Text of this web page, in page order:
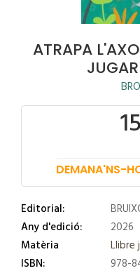
ATRAPA
DEMANA'NS-
Editorial:
Any d'edició:
2026
Matèria
Llibre
ISBN:
978-